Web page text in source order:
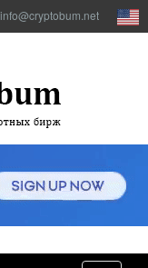
info@cryptobum.net